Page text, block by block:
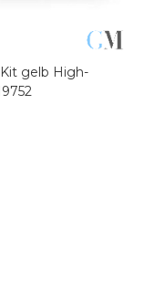
gelb High-